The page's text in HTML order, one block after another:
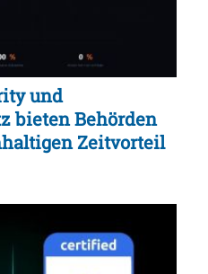
und
bieten Behörden
Zeitvorteil